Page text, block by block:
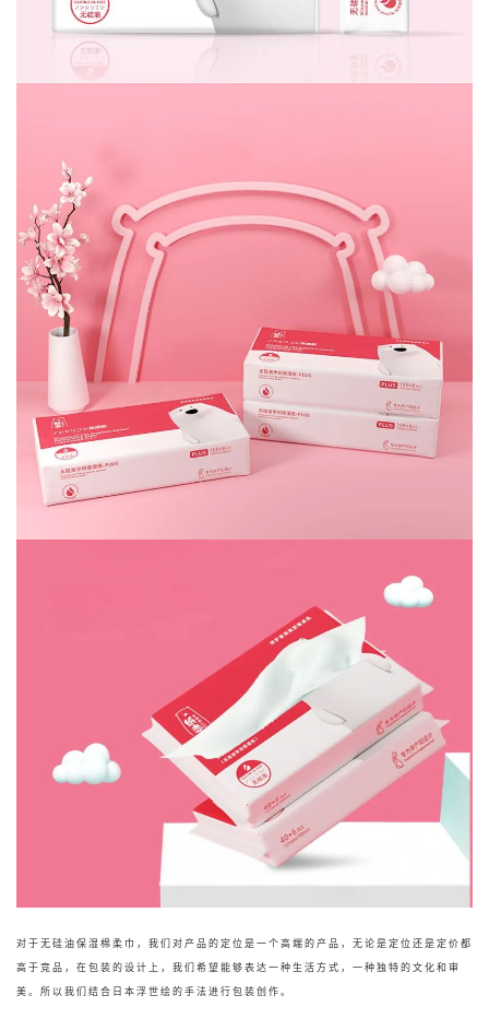
对于无硅油保湿棉柔巾，我们对产品的定位是一个高端的产品，无论是定位还是定价都
高于竞品，在包装的设计上，我们希望能够 表达一种生活方式，一种独特的文化和审
美。 所以我们结合日本浮世绘的手法进行包装创作。